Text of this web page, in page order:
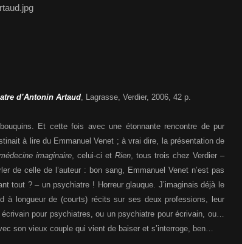
d’Antonin Artaud, Lagrasse, Verdier, 2006, 42 p.
Et cette fois avec une étonnante rencontre de pur
à lire du Emmanuel Venet ; à vrai dire, la présentation de
imaginaire, celui-ci et Rien, tous trois chez Verdier –
de celle de l’auteur : bon sang, Emmanuel Venet n’est pas
tout ? – un psychiatre ! Horreur glauque. J’imaginais déjà le
à longueur de (courts) récits sur ses deux professions, leur
pour psychiatres, ou un psychiatre pour écrivain, ou…
son vieux couple qui vient de baiser et s’interroge, ben…